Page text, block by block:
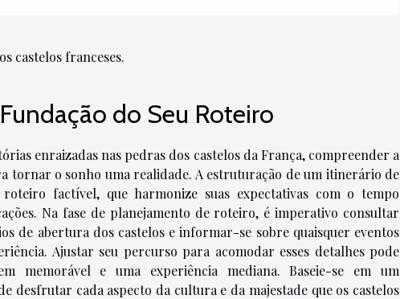
castelos franceses.
do Seu Roteiro
enraizadas nas pedras dos castelos da França, compreender a
tornar o sonho uma realidade. A estruturação de um itinerário de
factível, que harmonize suas expectativas com o tempo
Na fase de planejamento de roteiro, é imperativo consultar
de abertura dos castelos e informar-se sobre quaisquer eventos
Ajustar seu percurso para acomodar esses detalhes pode
memorável e uma experiência mediana. Baseie-se em um
desfrutar cada aspecto da cultura e da majestade que os castelos